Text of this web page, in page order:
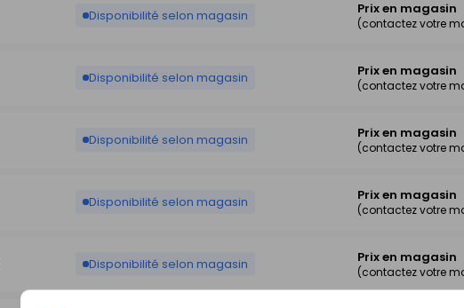
Disponibilité selon magasin Prix en magasin
(contactez votre
Disponibilité selon magasin Prix en magasin
(contactez votre
Disponibilité selon magasin Prix en magasin
(contactez votre
Disponibilité selon magasin Prix en magasin
(contactez votre
Disponibilité selon magasin Prix en magasin
(contactez votre